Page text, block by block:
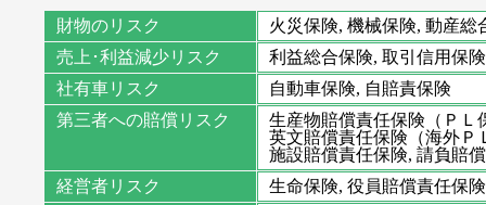
財物のリスク
火災保険, 機械保険, 動産総
売上･利益減少リスク
利益総合保険, 取引信用保
社有車リスク
自動車保険, 自賠責保険
第三者への賠償リスク
生産物賠償責任保険（ＰＬ
英文賠償責任保険（海外Ｐ
施設賠償責任保険, 請負賠
経営者リスク
生命保険, 役員賠償責任保